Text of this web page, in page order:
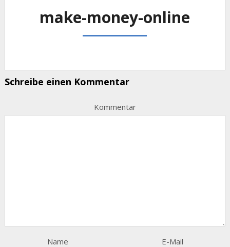
make-money-online
Schreibe einen Kommentar
Kommentar
Name E-Mail